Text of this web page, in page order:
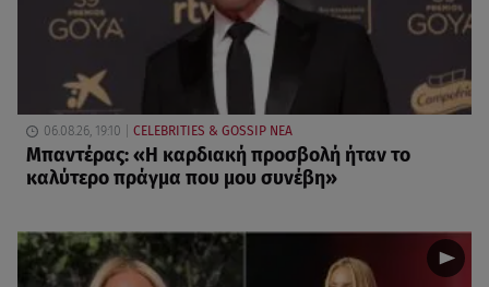
06.08.26, 19:10 CELEBRITIES & GOSSIP ΝΕΑ
Μπαντέρας: «Η καρδιακή προσβολή ήταν το
καλύτερο πράγμα που μου συνέβη»